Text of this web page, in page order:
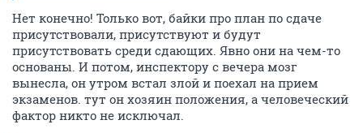
Нет конечно! Только вот, байки про план по сдаче
присутствовали, присутствуют и будут
присутствовать среди сдающих. Явно они на чем-то
основаны. И потом, инспектору с вечера мозг
вынесла, он утром встал злой и поехал на прием
экзаменов. тут он хозяин положения, а человеческий
фактор никто не исключал.